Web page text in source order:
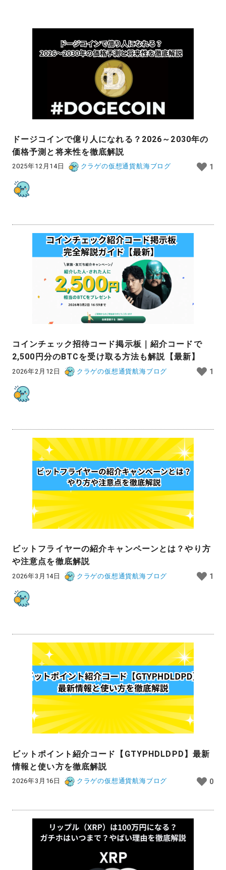
ドージコインで億り人になれる？2026～2030年の
価格予測と将来性を徹底解説
2025年12月14日 クラゲの仮想通貨航海ブログ 1
コインチェック招待コード掲示板｜紹介コードで
2,500円分のBTCを受け取る方法も解説【最新】
2026年2月12日 クラゲの仮想通貨航海ブログ 1
ビットフライヤーの紹介キャンペーンとは？やり方
や注意点を徹底解説
2026年3月14日 クラゲの仮想通貨航海ブログ 1
ビットポイント紹介コード【GTYPHDLDPD】最新
情報と使い方を徹底解説
2026年3月16日 クラゲの仮想通貨航海ブログ 0